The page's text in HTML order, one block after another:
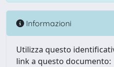
Informazioni
Utilizza questo
link a questo documento: